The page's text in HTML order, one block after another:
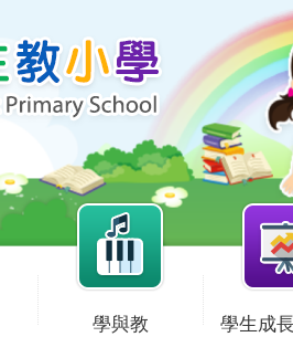
學與教 學生成